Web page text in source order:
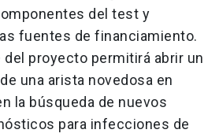
del test y
fuentes de financiamiento.
del proyecto permitirá abrir un
una arista novedosa en
la búsqueda de nuevos
para infecciones de